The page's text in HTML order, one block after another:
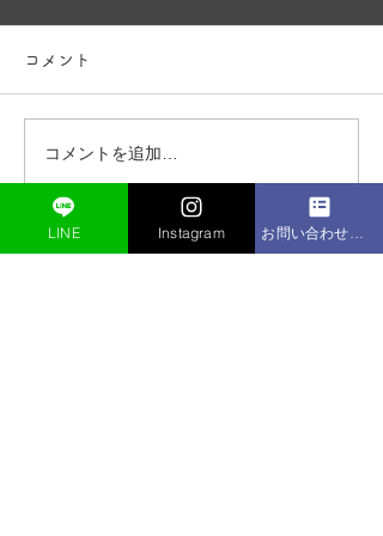
クレアチンの主な効果に
ついて
コメント
コメントを追加…
LINE Instagram